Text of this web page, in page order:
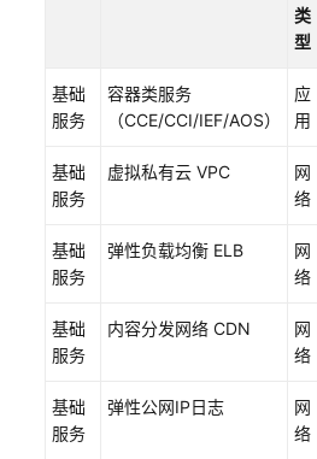
方
案
方
案
述
源
与
成
本
规
类
型
基础
服务
容器类服务
（CCE/CCI/IEF/AOS）
应
用
基础
服务
虚拟私有云 VPC
网
络
基础
服务
弹性负载均衡 ELB
网
络
基础
服务
内容分发网络 CDN
网
络
基础
服务
弹性公网IP日志
网
络